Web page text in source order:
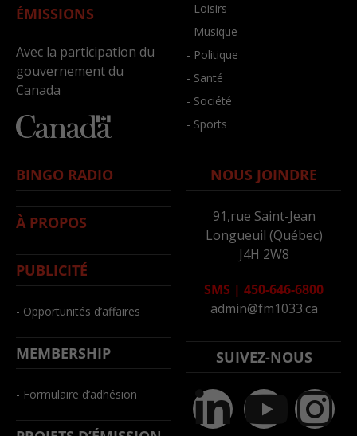
ÉMISSIONS
Avec la participation du
gouvernement du
Canada
- Loisirs
- Musique
- Politique
- Santé
- Société
- Sports
BINGO RADIO
À PROPOS
PUBLICITÉ
- Opportunités d’affaires
MEMBERSHIP
- Formulaire d’adhésion
NOUS JOINDRE
91,rue Saint-Jean
Longueuil (Québec)
J4H 2W8
SMS | 450-646-6800
admin@fm1033.ca
SUIVEZ-NOUS